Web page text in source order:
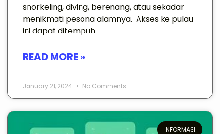
snorkeling, diving, berenang, atau sekadar
menikmati pesona alamnya. Akses ke pulau
ini dapat ditempuh
READ MORE »
January 21, 2024 No Comments
INFORMASI